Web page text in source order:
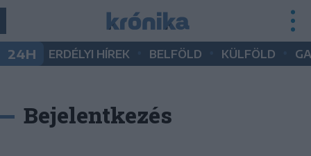
24H ERDÉLYI HÍREK BELFÖLD KÜLFÖLD
Bejelentkezés